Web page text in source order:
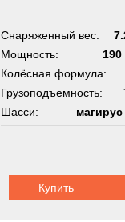
Снаряженный вес:
Мощность:
190
Колёсная формула:
Грузоподъемность:
Шасси:
магирус
Купить